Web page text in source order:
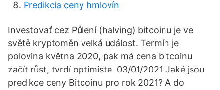
Predikcia ceny hmlovín
Investovať cez Půlení (halving) bitcoinu je ve
světě kryptoměn velká událost. Termín je
polovina května 2020, pak má cena bitcoinu
začít růst, tvrdí optimisté. 03/01/2021 Jaké jsou
predikce ceny Bitcoinu pro rok 2021? A do